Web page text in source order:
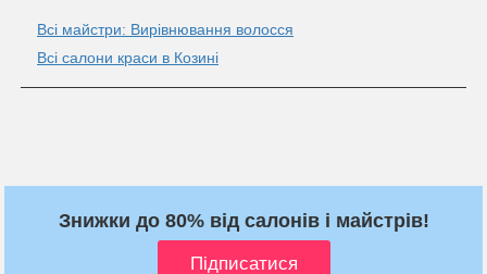
Всі майстри: Вирівнювання волосся
Всі салони краси в Козині
Знижки до 80% від салонів і майстрів!